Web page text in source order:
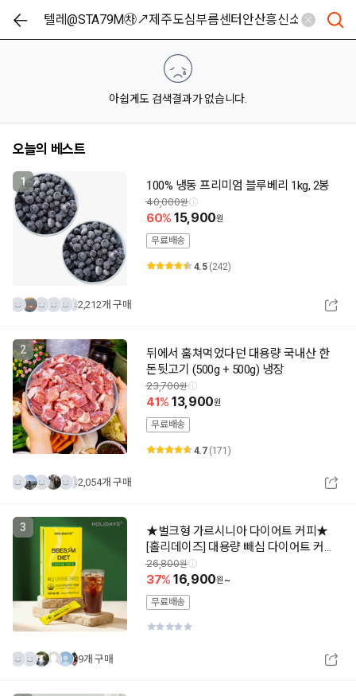
아쉽게도 검색결과가 없습니다.
오늘의 베스트
1 100% 냉동 프리미엄 블루베리 1kg, 2봉
40,000
60 15,900
무료배송
4.5 (242)
2,212개 구매
2
뒤에서 훔쳐먹었다던 대용량 국내산 한
돈뒷고기 (500g + 500g) 냉장
23,700
41 13,900
무료배송
4.7 (171)
2,054개 구매
3
★벌크형 가르시니아 다이어트 커피★
[홀리데이즈] 대용량 빼심 다이어트 커피
맛 100포/200포/300포 신제품 출시 최
저특가
26,800
37 16,900
~
무료배송
9개 구매